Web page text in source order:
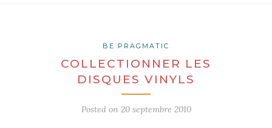
BE PRAGMATIC
COLLECTIONNER LES
DISQUES VINYLS
Posted on 20 septembre 2010